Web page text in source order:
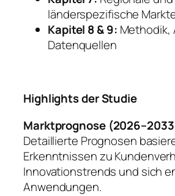
länderspezifische
Kapitel 8 & 9: Methodik,
Datenquellen
Highlights der Studie
Marktprognose
Detaillierte Prognosen
Erkenntnissen zu
Innovationstrends und sich
Anwendungen.